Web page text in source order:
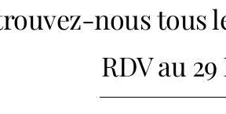
nous tous
RDV au